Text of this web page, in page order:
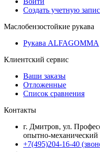
Создать учетную
Маслобензостойкие рукава
Рукава ALFAGOMMA
Клиентский сервис
Ваши заказы
Отложенные
Список сравнения
Контакты
г. Дмитров, ул.
опытно-механический
+7(495)204-16-40